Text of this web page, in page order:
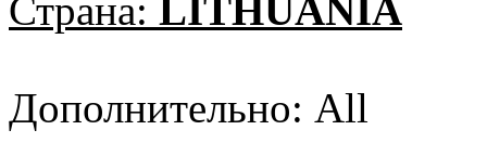
Страна: LITHUANIA
Дополнительно: All